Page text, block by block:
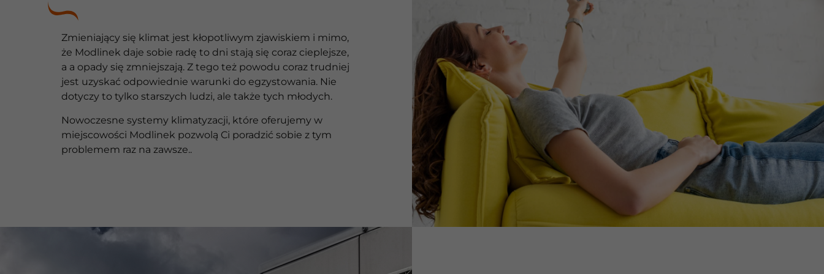
Zmieniający się klimat jest kłopotliwym zjawiskiem i mimo,
że Modlinek daje sobie radę to dni stają się coraz cieplejsze,
a a opady się zmniejszają. Z tego też powodu coraz trudniej
jest uzyskać odpowiednie warunki do egzystowania. Nie
dotyczy to tylko starszych ludzi, ale także tych młodych.
Nowoczesne systemy klimatyzacji, które oferujemy w
miejscowości Modlinek pozwolą Ci poradzić sobie z tym
problemem raz na zawsze..